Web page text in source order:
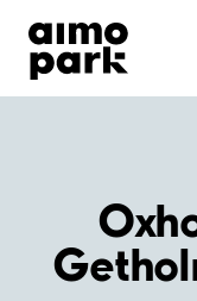
Hitta
Samarbete
Kundservice